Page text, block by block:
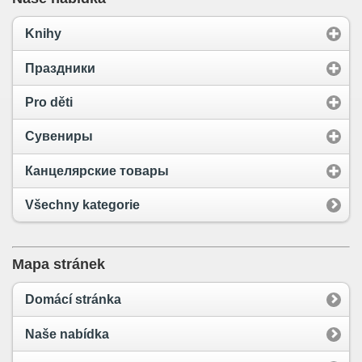
Knihy
Праздники
Pro děti
Сувениры
Канцелярские товары
Všechny kategorie
Mapa stránek
Domácí stránka
Naše nabídka